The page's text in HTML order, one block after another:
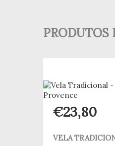
PRODUTOS
€23,80
VELA